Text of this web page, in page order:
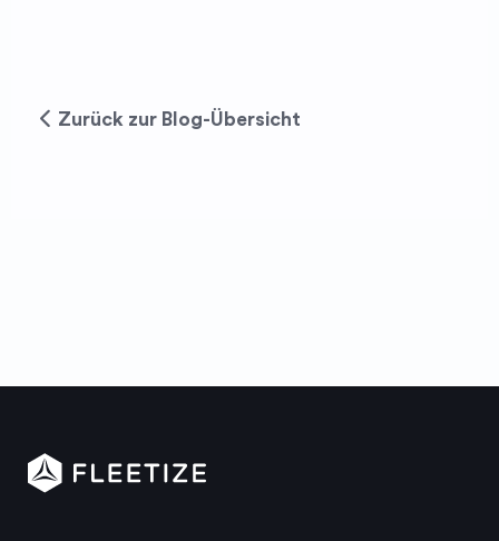
Zurück zur Blog-Übersicht